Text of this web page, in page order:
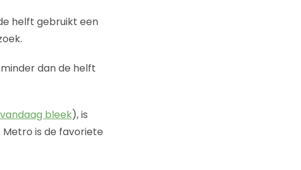
helft gebruikt een
dan de helft
bleek), is
Metro is de favoriete